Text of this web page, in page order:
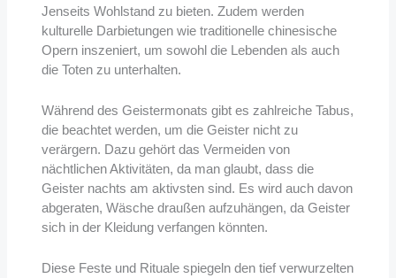
Jenseits Wohlstand zu bieten. Zudem werden
kulturelle Darbietungen wie traditionelle chinesische
Opern inszeniert, um sowohl die Lebenden als auch
die Toten zu unterhalten.
Während des Geistermonats gibt es zahlreiche Tabus,
die beachtet werden, um die Geister nicht zu
verärgern. Dazu gehört das Vermeiden von
nächtlichen Aktivitäten, da man glaubt, dass die
Geister nachts am aktivsten sind. Es wird auch davon
abgeraten, Wäsche draußen aufzuhängen, da Geister
sich in der Kleidung verfangen könnten.
Diese Feste und Rituale spiegeln den tief verwurzelten